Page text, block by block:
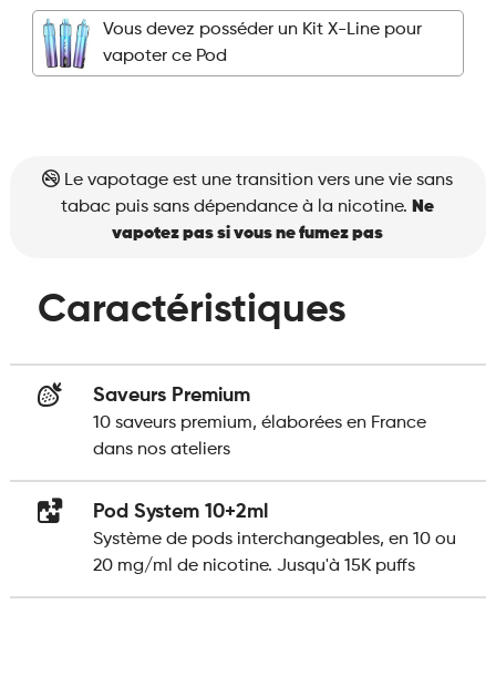
Myrtille
Citron
quantité
Vous devez posséder un Kit X-Line pour
vapoter ce Pod
Le vapotage est une transition vers une vie sans
tabac puis sans dépendance à la nicotine. Ne
vapotez pas si vous ne fumez pas
Caractéristiques
Saveurs Premium
10 saveurs premium, élaborées en France
dans nos ateliers
Pod System 10+2ml
Système de pods interchangeables, en 10 ou
20 mg/ml de nicotine. Jusqu'à 15K puffs